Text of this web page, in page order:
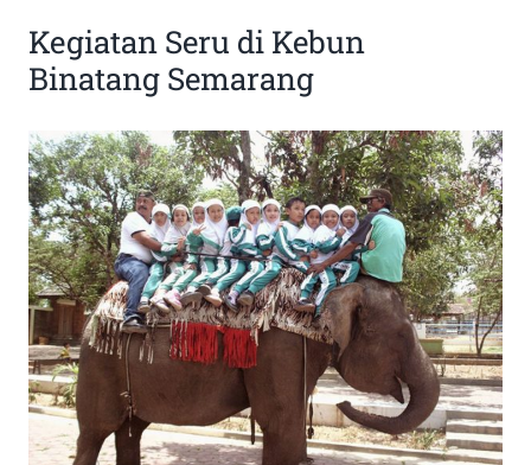
Kegiatan Seru di Kebun
Binatang Semarang